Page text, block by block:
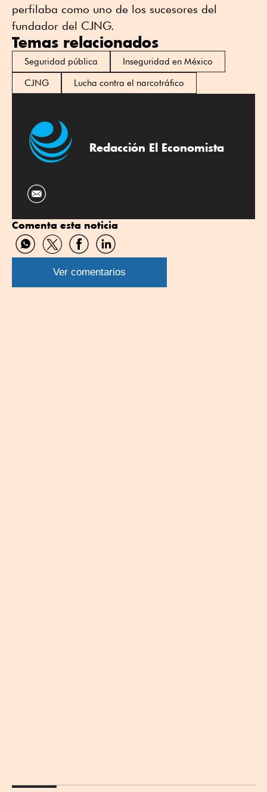
perfilaba como uno de los sucesores del
fundador del CJNG.
Temas relacionados
Seguridad pública
Inseguridad en México
CJNG
Lucha contra el narcotráfico
Redacción El Economista
Comenta esta noticia
Compartir
por
WhatsApp
Compartir
por
Twitter
Compartir
por
Facebook
Compartir
por
Linkedin
Ver comentarios